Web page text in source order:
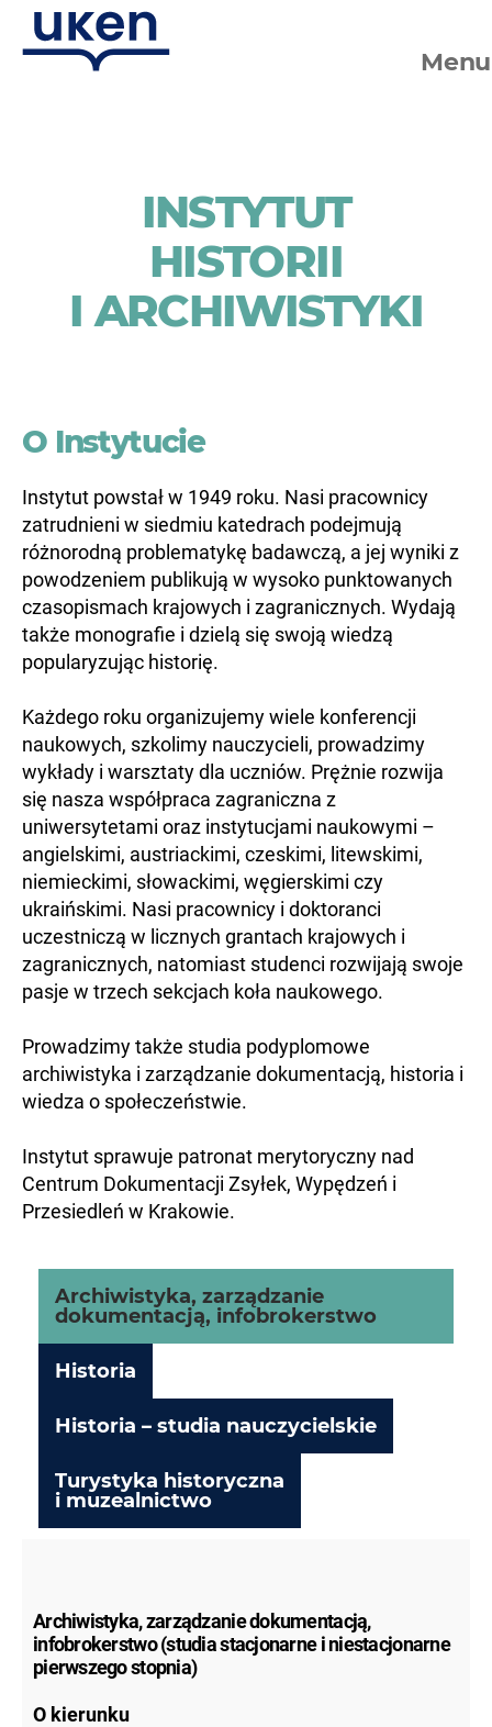
Menu
INSTYTUT
HISTORII
I ARCHIWISTYKI
O Instytucie
Instytut powstał w 1949 roku. Nasi pracownicy
zatrudnieni w siedmiu katedrach podejmują
różnorodną problematykę badawczą, a jej wyniki z
powodzeniem publikują w wysoko punktowanych
czasopismach krajowych i zagranicznych. Wydają
także monografie i dzielą się swoją wiedzą
popularyzując historię.
Każdego roku organizujemy wiele konferencji
naukowych, szkolimy nauczycieli, prowadzimy
wykłady i warsztaty dla uczniów. Prężnie rozwija
się nasza współpraca zagraniczna z
uniwersytetami oraz instytucjami naukowymi –
angielskimi, austriackimi, czeskimi, litewskimi,
niemieckimi, słowackimi, węgierskimi czy
ukraińskimi. Nasi pracownicy i doktoranci
uczestniczą w licznych grantach krajowych i
zagranicznych, natomiast studenci rozwijają swoje
pasje w trzech sekcjach koła naukowego.
Prowadzimy także studia podyplomowe
archiwistyka i zarządzanie dokumentacją, historia i
wiedza o społeczeństwie.
Instytut sprawuje patronat merytoryczny nad
Centrum Dokumentacji Zsyłek, Wypędzeń i
Przesiedleń w Krakowie.
Archiwistyka, zarządzanie
dokumentacją, infobrokerstwo
Historia
Historia – studia nauczycielskie
Turystyka historyczna
i muzealnictwo
Archiwistyka, zarządzanie dokumentacją,
infobrokerstwo (studia stacjonarne i niestacjonarne
pierwszego stopnia)
O kierunku